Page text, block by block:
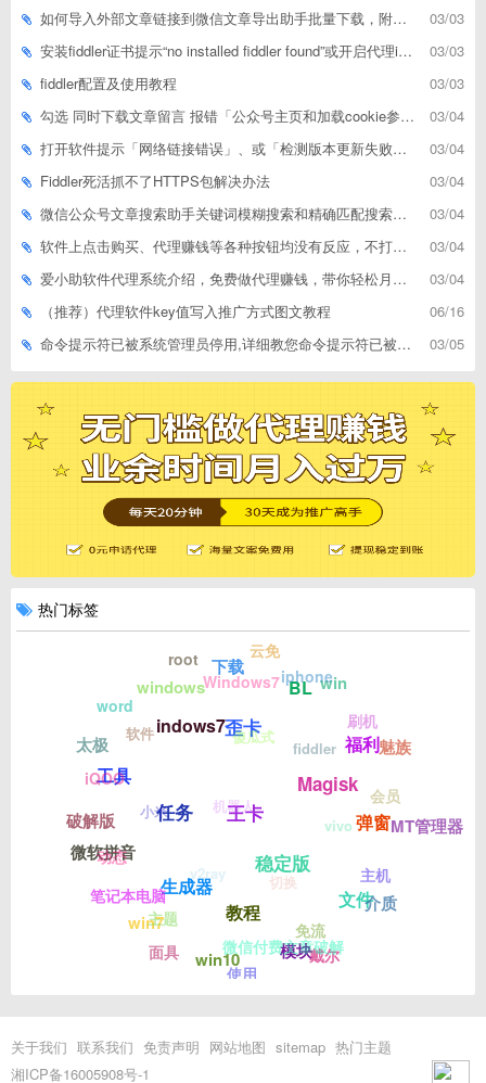
03/03
如何导入外部文章链接到微信文章导出助手批量下载，附上3种方式
03/03
安装fiddler证书提示“no installed fiddler found”或开启代理ip失败
03/03
fiddler配置及使用教程
03/04
勾选 同时下载文章留言 报错「公众号主页和加载cookie参数不能为空」
03/04
打开软件提示「网络链接错误」、或「检测版本更新失败」等网络问题解决方案
03/04
Fiddler死活抓不了HTTPS包解决办法
03/04
微信公众号文章搜索助手关键词模糊搜索和精确匹配搜索的区别
03/04
软件上点击购买、代理赚钱等各种按钮均没有反应，不打开相应网址怎么解决
03/04
爱小助软件代理系统介绍，免费做代理赚钱，带你轻松月收入过万
06/16
（推荐）代理软件key值写入推广方式图文教程
03/05
命令提示符已被系统管理员停用,详细教您命令提示符已被系统管理员停用怎么办
热门标签
王卡
任务
生成器
教程
稳定版
Magisk
歪卡
indows7
工具
微软拼音
win7
win10
模块
文件
弹窗
福利
BL
下载
windows
太极
破解版
笔记本电脑
面具
使用
戴尔
介质
MT管理器
魅族
win
云免
root
word
iQOO
动态
主题
微信付费文章破解
免流
主机
会员
刷机
iphone
Windows7
软件
小米
v2ray 切换
vivo
fiddler
傻瓜式
机器人
关于我们 联系我们 免责声明 网站地图 sitemap 热门主题
湘ICP备16005908号-1